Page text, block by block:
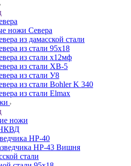
ножи Севера
из дамасской стали
из стали 95х18
из стали х12мф
из стали ХВ-5
из стали У8
из стали Bohler K 340
из стали Elmax
ножи
НР-40
НР-43 Вишня
стали